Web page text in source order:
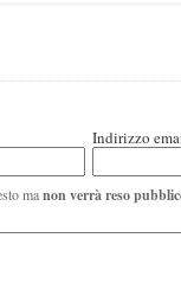
Indirizzo
manon verrà reso